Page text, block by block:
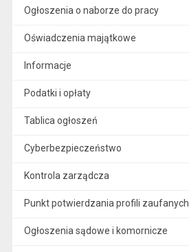
Ogłoszenia o naborze do pracy
Oświadczenia majątkowe
Informacje
Podatki i opłaty
Tablica ogłoszeń
Cyberbezpieczeństwo
Kontrola zarządcza
Punkt potwierdzania profili zaufanych
Ogłoszenia sądowe i komornicze